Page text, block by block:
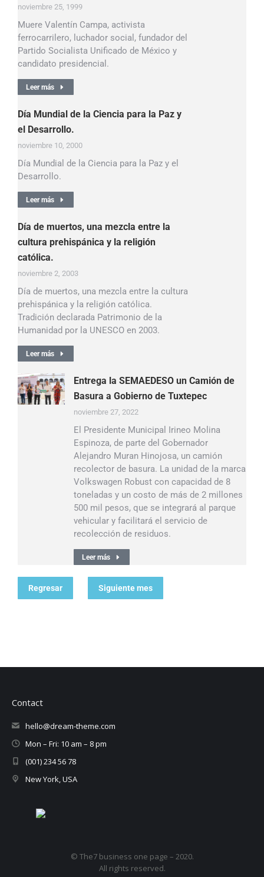
noviembre 25, 1999
Muere Valentín Campa, activista
ferrocarrilero, luchador social, fundador del
Partido Socialista Unificado de México y
candidato presidencial.
Leer más
Día Mundial de la Ciencia para la Paz y
el Desarrollo.
noviembre 10, 2000
Día Mundial de la Ciencia para la Paz y el
Desarrollo.
Leer más
Día de muertos, una mezcla entre la
cultura prehispánica y la religión
católica.
noviembre 2, 2003
Día de muertos, una mezcla entre la cultura
prehispánica y la religión católica.
Tradición declarada Patrimonio de la
Humanidad por la UNESCO en 2003.
Leer más
Entrega la SEMAEDESO un Camión de
Basura a Gobierno de Tuxtepec
noviembre 27, 2022
El Presidente Municipal Irineo Molina
Espinoza, de parte del Gobernador
Alejandro Muran Hinojosa, un camión
recolector de basura. La unidad de la marca
Volkswagen Robust con capacidad de 8
toneladas y un costo de más de 2 millones
500 mil pesos, que se integrará al parque
vehicular y facilitará el servicio de
recolección de residuos.
Leer más
Regresar Siguiente mes
Contact
hello@dream-theme.com
Mon – Fri: 10 am – 8 pm
(001) 234 56 78
New York, USA
© The7 business one page – 2020.
All rights reserved.